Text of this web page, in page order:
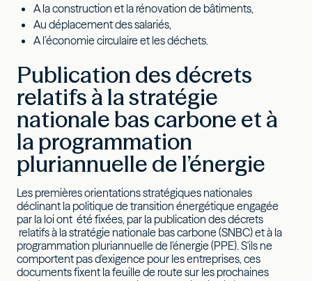
A la construction et la rénovation de bâtiments,
Au déplacement des salariés,
A l’économie circulaire et les déchets.
Publication des décrets
relatifs à la stratégie
nationale bas carbone et à
la programmation
pluriannuelle de l’énergie
Les premières orientations stratégiques nationales
déclinant la politique de transition énergétique engagée
par la loi ont été fixées, par la publication des décrets
relatifs à la stratégie nationale bas carbone (SNBC) et à la
programmation pluriannuelle de l'énergie (PPE). S'ils ne
comportent pas d'exigence pour les entreprises, ces
documents fixent la feuille de route sur les prochaines